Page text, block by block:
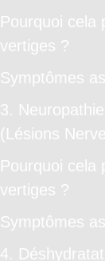
Pourquoi cela
vertiges ?
Symptômes
3.
(Lésions
Pourquoi cela
vertiges ?
Symptômes
4.